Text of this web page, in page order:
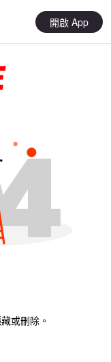
開啟 App
或刪除。